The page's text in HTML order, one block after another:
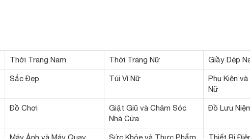
Thời Trang Nam Thời Trang Nữ Giầy Dép
Sắc Đẹp Túi Ví Nữ
Phụ Kiện
Nữ
Đồ Chơi
Giặt Giũ và Chăm Sóc
Nhà Cửa
Đồ Lưu
Máy Ảnh và Máy Quay
Sức Khỏe và Thực Phẩm
Thiết Bị